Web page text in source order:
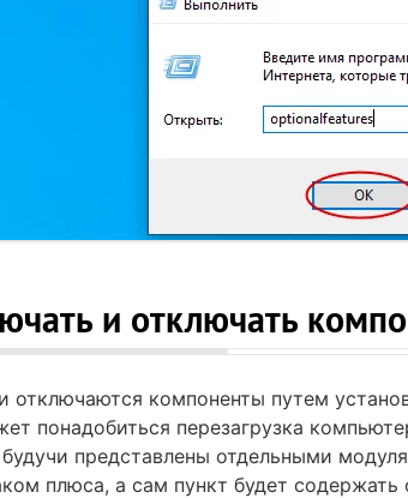
и отключать
отключаются компоненты путем
понадобиться перезагрузка
представлены отдельными
плюса, а сам пункт будет